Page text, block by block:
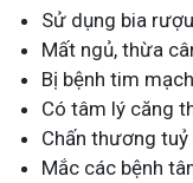
Sử dụng bia
Mất ngủ, thừa
Bị bệnh tim
Có tâm lý căng
Chấn thương
Mắc các bệnh